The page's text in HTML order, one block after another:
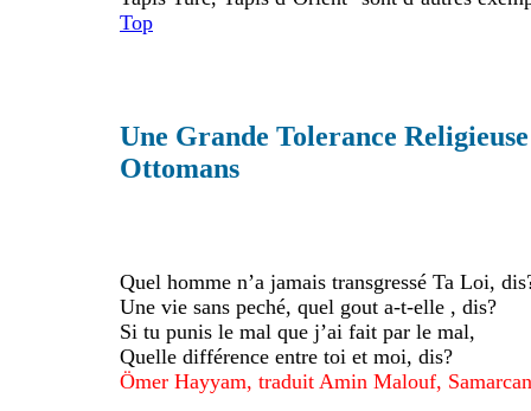
Top
Une Grande Tolerance
Ottomans
Quel homme n’a jamais transgressé Ta Loi,
Une vie sans peché, quel gout a-t-elle , dis?
Si tu punis le mal que j’ai fait par le mal,
Quelle différence entre toi et moi, dis?
Ömer Hayyam, traduit Amin Malouf,